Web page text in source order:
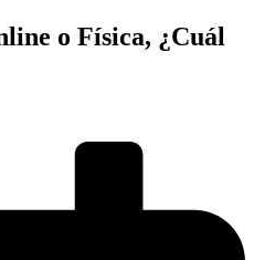
o Física, ¿Cuál